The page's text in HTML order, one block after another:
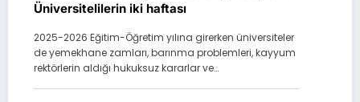
Üniversitelilerin iki haftası
2025-2026 Eğitim-Öğretim yılına girerken üniversiteler
de yemekhane zamları, barınma problemleri, kayyum
rektörlerin aldığı hukuksuz kararlar ve…